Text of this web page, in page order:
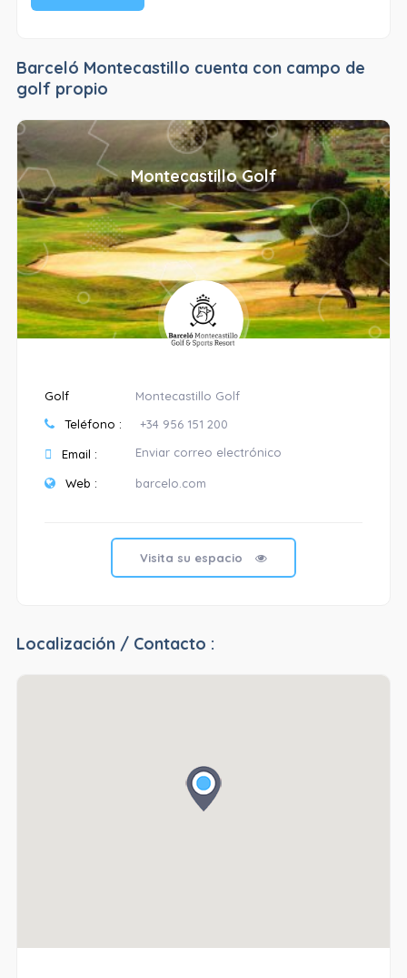
Barceló Montecastillo cuenta con campo de
golf propio
Montecastillo Golf
Golf
Montecastillo Golf
Teléfono :
+34 956 151 200
Email : Enviar correo electrónico
Web : barcelo.com
Visita su espacio
Localización / Contacto :